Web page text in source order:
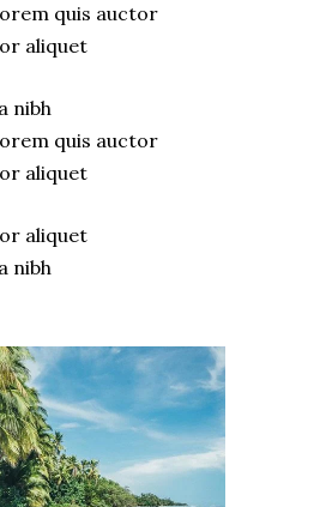
quis auctor
aliquet
nibh
quis auctor
aliquet
aliquet
nibh